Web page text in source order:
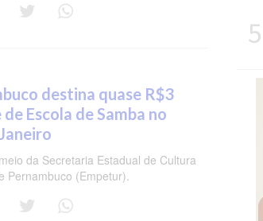
destina quase R$3
Escola de Samba no
da Secretaria Estadual de Cultura
Pernambuco (Empetur).
5